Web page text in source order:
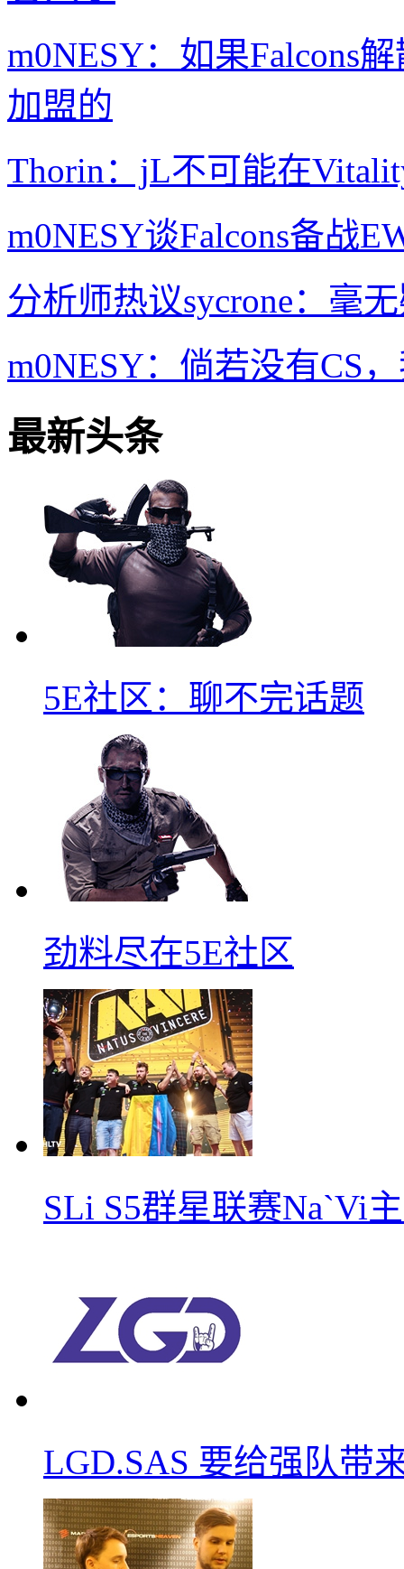
m0NESY：如果Falcons
加盟的
Thorin：jL不可能在
m0NESY谈Falcons备战
分析师热议sycrone：毫
m0NESY：倘若没有CS
最新头条
5E社区：聊不完话题
劲料尽在5E社区
SLi S5群星联赛Na`Vi
LGD.SAS 要给强队带